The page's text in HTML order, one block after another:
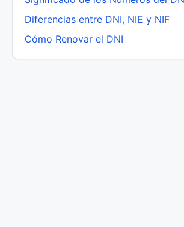
Diferencias entre DNI, NIE y NIF
Cómo Renovar el DNI